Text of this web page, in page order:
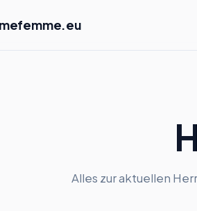
Alles zur aktuellen